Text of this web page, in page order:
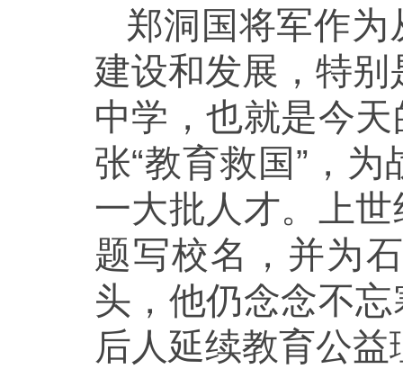
郑洞国将军作
建设和发展，特
中学，也就是今
张“教育救国”，
一大批人才。上
题写校名，并为
头，他仍念念不
后人延续教育公益